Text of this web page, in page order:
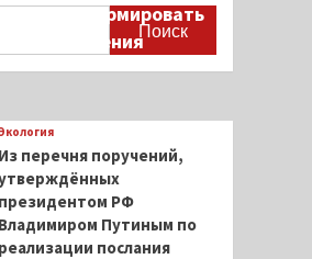
сформировать
управления
Из перечня поручений,
президентом РФ
Владимиром Путиным по
реализации послания